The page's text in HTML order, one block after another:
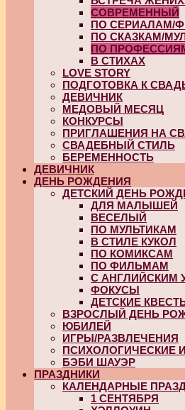
СОВРЕМЕННЫЙ
ПО СЕРИАЛАМ/
ПО СКАЗКАМ/
ПО
В СТИХАХ
LOVE STORY
ПОДГОТОВКА К
ДЕВИЧНИК
МЕДОВЫЙ МЕСЯЦ
КОНКУРСЫ
ПРИГЛАШЕНИЯ НА
СВАДЕБНЫЙ СТИЛЬ
БЕРЕМЕННОСТЬ
ДЕВИЧНИК
ДЕНЬ РОЖДЕНИЯ
ДЕТСКИЙ ДЕНЬ
ДЛЯ МАЛЫШЕЙ
ВЕСЕЛЫЙ
ПО МУЛЬТИКАМ
В СТИЛЕ КУКОЛ
ПО КОМИКСАМ
ПО ФИЛЬМАМ
С АНГЛИЙСКИМ
ФОКУСЫ
ДЕТСКИЕ
ВЗРОСЛЫЙ ДЕНЬ
ЮБИЛЕЙ
ИГРЫ/РАЗВЛЕЧЕНИЯ
ПСИХОЛОГИЧЕСКИЕ
БЭБИ ШАУЭР
ПРАЗДНИКИ
КАЛЕНДАРНЫЕ
1 СЕНТЯБРЯ